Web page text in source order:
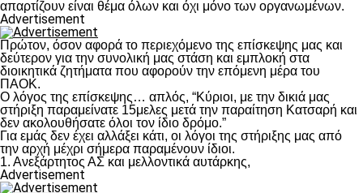
απαρτίζουν είναι θέμα όλων και όχι μόνο των οργανωμένων.
Advertisement
Πρώτον, όσον αφορά το περιεχόμενο της επίσκεψης μας και
δεύτερον για την συνολική μας στάση και εμπλοκή στα
διοικητικά ζητήματα που αφορούν την επόμενη μέρα του
ΠΑΟΚ.
Ο λόγος της επίσκεψης… απλός, “Κύριοι, με την δικιά μας
στήριξη παραμείνατε 15μελες μετά την παραίτηση Κατσαρή και
δεν ακολουθήσατε όλοι τον ίδιο δρόμο.”
Για εμάς δεν έχει αλλάξει κάτι, οι λόγοι της στήριξης μας από
την αρχή μέχρι σήμερα παραμένουν ίδιοι.
1. Ανεξάρτητος ΑΣ και μελλοντικά αυτάρκης,
Advertisement